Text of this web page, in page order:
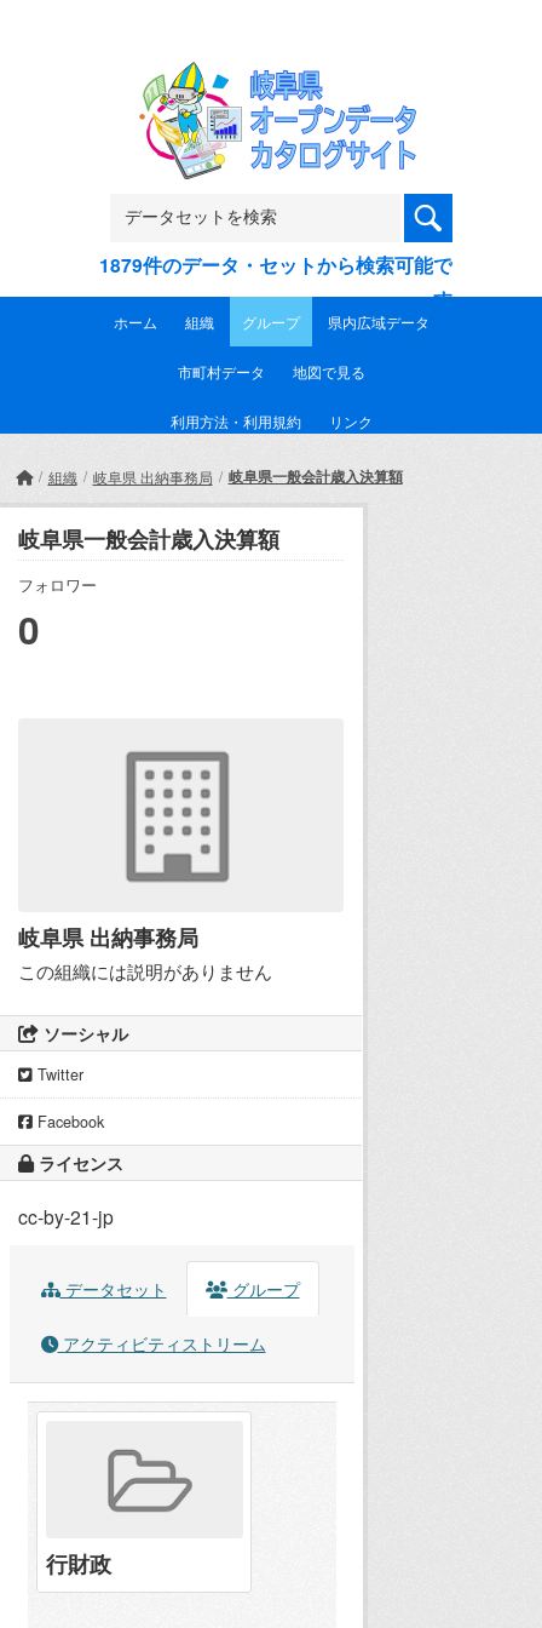
1879件のデータ・セットから検索可能で
す
ホーム 組織 グループ 県内広域データ
市町村データ 地図で見る
利用方法・利用規約 リンク
組織 岐阜県 出納事務局 岐阜県一般会計歳入決算額
岐阜県一般会計歳入決算額
フォロワー
0
岐阜県 出納事務局
この組織には説明がありません
ソーシャル
Twitter
Facebook
ライセンス
cc-by-21-jp
データセット グループ
アクティビティストリーム
行財政